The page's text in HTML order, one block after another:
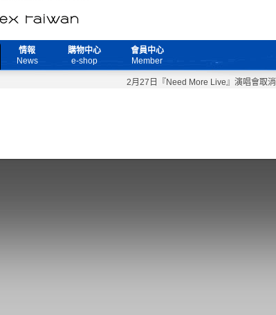
情報
News
購物中心
e-shop
會員中心
Member
2月27日『Need More Live』演唱會取消公告